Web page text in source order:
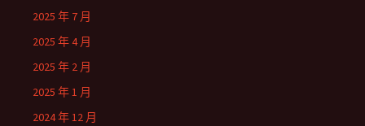
2025 年 7 月
2025 年 4 月
2025 年 2 月
2025 年 1 月
2024 年 12 月